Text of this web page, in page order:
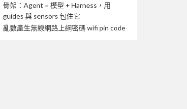
骨架：Agent = 模型 + Harness，用
guides 與 sensors 包住它
亂數產生無線網路上網密碼 wifi pin code